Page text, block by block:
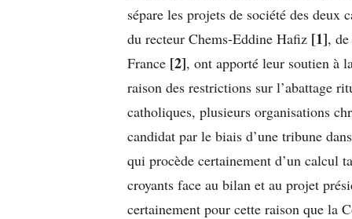
sépare les projets de société des
du recteur Chems-Eddine Hafiz [1],
France [2], ont apporté leur soutien à
raison des restrictions sur l’abattage
catholiques, plusieurs organisations
candidat par le biais d’une tribune
qui procède certainement d’un calcul
croyants face au bilan et au projet
certainement pour cette raison que la